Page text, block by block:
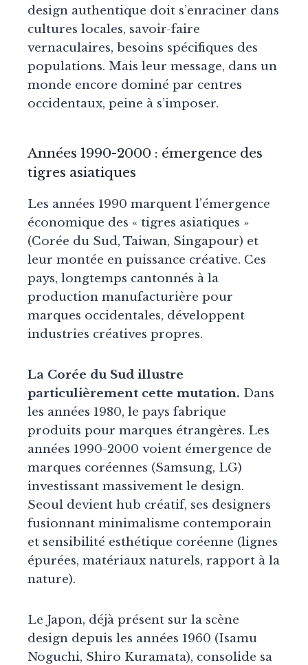
design authentique doit s’enraciner dans
cultures locales, savoir-faire
vernaculaires, besoins spécifiques des
populations. Mais leur message, dans un
monde encore dominé par centres
occidentaux, peine à s’imposer.
Années 1990-2000 : émergence des
tigres asiatiques
Les années 1990 marquent l’émergence
économique des « tigres asiatiques »
(Corée du Sud, Taiwan, Singapour) et
leur montée en puissance créative. Ces
pays, longtemps cantonnés à la
production manufacturière pour
marques occidentales, développent
industries créatives propres.
La Corée du Sud illustre
particulièrement cette mutation. Dans
les années 1980, le pays fabrique
produits pour marques étrangères. Les
années 1990-2000 voient émergence de
marques coréennes (Samsung, LG)
investissant massivement le design.
Seoul devient hub créatif, ses designers
fusionnant minimalisme contemporain
et sensibilité esthétique coréenne (lignes
épurées, matériaux naturels, rapport à la
nature).
Le Japon, déjà présent sur la scène
design depuis les années 1960 (Isamu
Noguchi, Shiro Kuramata), consolide sa